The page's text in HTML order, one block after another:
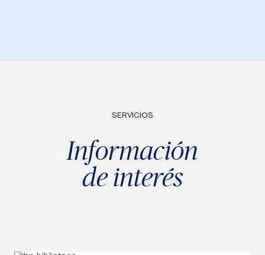
SERVICIOS
Información
de interés